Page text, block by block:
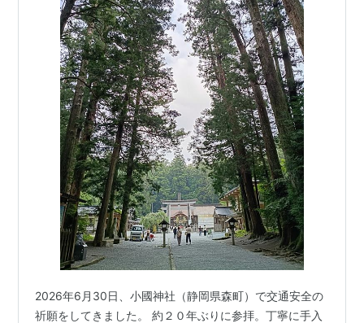
2026年6月30日、小國神社（静岡県森町）で交通安全の
祈願をしてきました。 約２０年ぶりに参拝。丁寧に手入